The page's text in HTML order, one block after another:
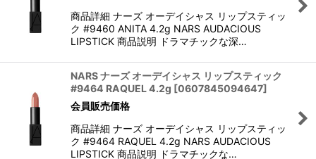
商品詳細 ナーズ オーデイシャス リップスティッ
ク #9460 ANITA 4.2g NARS AUDACIOUS
LIPSTICK 商品説明 ドラマチックな深…
NARS ナーズ オーデイシャス リップスティック
#9464 RAQUEL 4.2g [0607845094647]
会員販売価格
商品詳細 ナーズ オーデイシャス リップスティッ
ク #9464 RAQUEL 4.2g NARS AUDACIOUS
LIPSTICK 商品説明 ドラマチックな…